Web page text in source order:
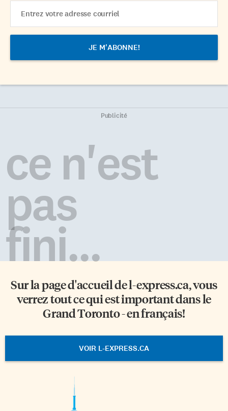
Address
Publicité
ce n'est
pas
fini...
Sur la page d'accueil del-express.ca, vous
verrez tout ce qui est important dans le
Grand Toronto - en français!
VOIR L-EXPRESS.CA